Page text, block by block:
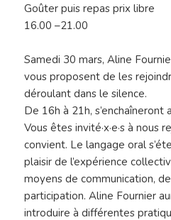
Goûter puis repas prix libre
16.00 –21.00
Samedi 30 mars, Aline
vous proposent de les
déroulant dans le silence.
De 16h à 21h,
Vous êtes invité·x·e·s à
convient. Le langage oral
plaisir de l’expérience
moyens de communication,
participation. Aline Fournier
introduire à différentes